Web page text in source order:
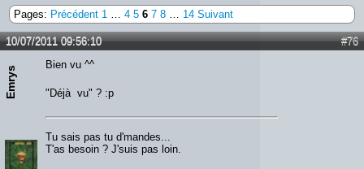
Pages: Précédent 1 … 4 5 6 7 8 … 14 Suivant
#76
10/07/2011 09:56:10
Emrys
Bien vu ^^
"Déjà vu" ? :p
Tu sais pas tu d'mandes...
T'as besoin ? J'suis pas loin.